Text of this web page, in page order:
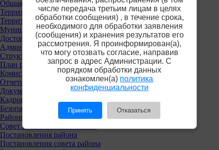
числе передача третьим лицам в целях
обработки сообщения) , в течение срока,
необходимого для обработки заявления
(сообщения) и хранения результатов его
рассмотрения. Я проинформирован(а),
что могу отозвать согласие, направив
запрос в адрес Администрации. С
порядком обработки данных
ознакомлен(а) политика
конфиденциальности
Принять Отказаться
Общая информация
Территориальные органы власти
Территориальная избирательная комиссия
Муниципальные учреждения
Достопримечательности
Администрация района
Структура
План работы
Комиссии
Отчеты
Документы
Кадровая политика
Безопасность
Районный совет
Совет Прионежского района
Постановления района
Постановления совета района